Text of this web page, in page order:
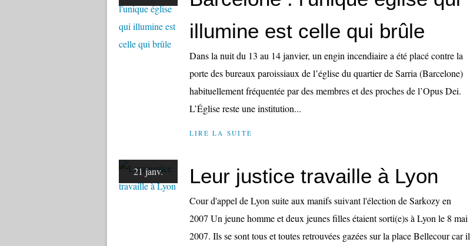
illumine est celle qui brûle
Dans la nuit du 13 au 14 janvier, un engin incendiaire a été placé contre la
porte des bureaux paroissiaux de l’église du quartier de Sarria (Barcelone)
habituellement fréquentée par des membres et des proches de l’Opus Dei.
L’Église reste une institution...
LIRE LA SUITE
21 janv. Leur justice travaille à Lyon
Cour d'appel de Lyon suite aux manifs suivant l'élection de Sarkozy en
2007 Un jeune homme et deux jeunes filles étaient sorti(e)s à Lyon le 8 mai
2007. Ils se sont tous et toutes retrouvées gazées sur la place Bellecour car il